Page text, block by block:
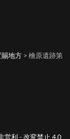
賜地方 > 檜原遺跡第
営利 - 改変禁止 4.0